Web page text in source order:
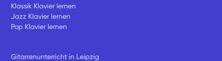
Klassik Klavier lernen
Jazz Klavier lernen
Pop Klavier lernen
Gitarrenunterricht in Leipzig